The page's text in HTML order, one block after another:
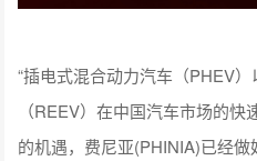
“插电式混合动力汽车（PHEV
（REEV）在中国汽车市场的
的机遇，费尼亚(PHINIA)已经